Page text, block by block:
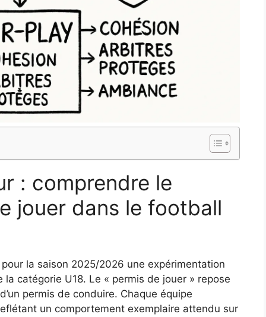
: comprendre le
jouer dans le football
la saison 2025/2026 une expérimentation
catégorie U18. Le « permis de jouer » repose
permis de conduire. Chaque équipe
un comportement exemplaire attendu sur